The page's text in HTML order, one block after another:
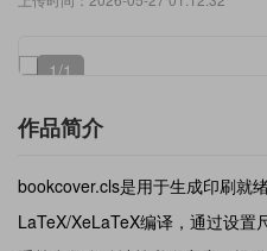
1/1
作品简介
bookcover.cls是用于生成印刷就
LaTeX/XeLaTeX编译，通过设置